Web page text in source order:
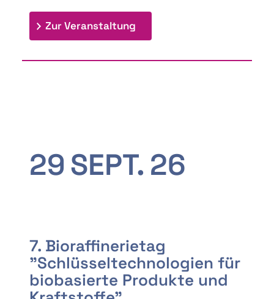
Zur Veranstaltung
29SEPT. 26
7. Bioraffinerietag
"Schlüsseltechnologien für
biobasierte Produkte und